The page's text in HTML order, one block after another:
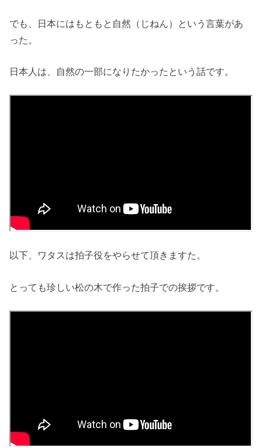
でも、日本にはもともと自然（じねん）という言葉があ
った。
日本人は、自然の一部になりたかったという話です。
以下、ワタスは拍子役をやらせて頂きますた。
とっても珍しい松の木で作った拍子での挨拶です。